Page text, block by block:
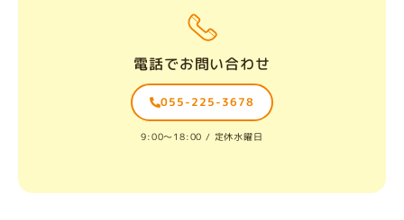
電話でお問い合わせ
055-225-3678
9:00〜18:00 / 定休水曜日